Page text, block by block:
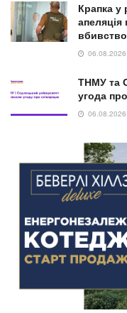
Крапка у
апеляція
вбивство
06.08.2026
ТНМУ та
угода
06.08.2026